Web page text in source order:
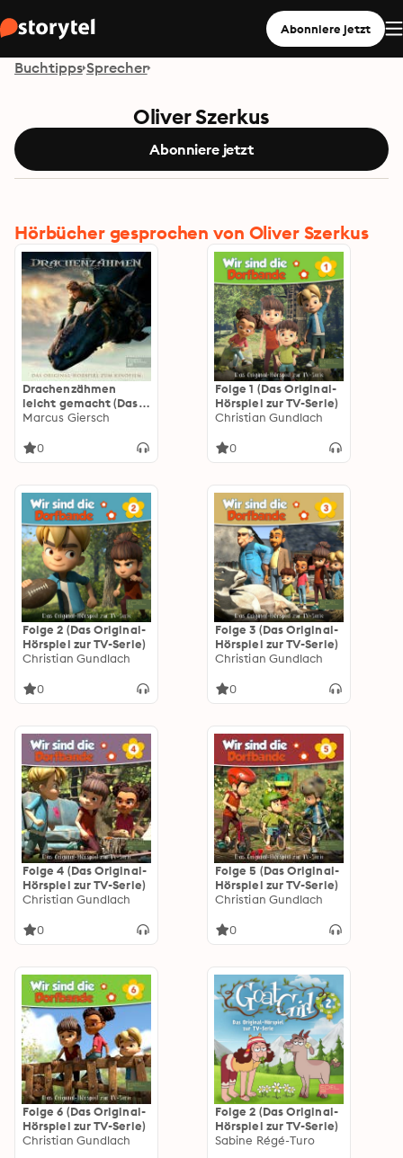
Abonniere jetzt
Buchtipps Sprecher
Oliver Szerkus
Abonniere jetzt
Hörbücher gesprochen von Oliver Szerkus
Drachenzähmen
leicht gemacht (Das
Original-Hörspiel zum
Marcus Giersch
0
Folge 1 (Das Original-
Hörspiel zur TV-Serie)
Christian Gundlach
0
Folge 2 (Das Original-
Hörspiel zur TV-Serie)
Christian Gundlach
0
Folge 3 (Das Original-
Hörspiel zur TV-Serie)
Christian Gundlach
0
Folge 4 (Das Original-
Hörspiel zur TV-Serie)
Christian Gundlach
0
Folge 5 (Das Original-
Hörspiel zur TV-Serie)
Christian Gundlach
0
Folge 6 (Das Original-
Hörspiel zur TV-Serie)
Christian Gundlach
Folge 2 (Das Original-
Hörspiel zur TV-Serie)
Sabine Régé-Turo